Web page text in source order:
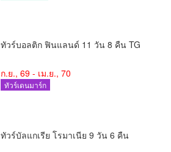
ทัวร์บอลติก ฟินแลนด์ 11 วัน 8 คืน TG
ก.ย., 69 - เม.ย., 70
ทัวร์เดนมาร์ก
ทัวร์บัลแกเรีย โรมาเนีย 9 วัน 6 คืน